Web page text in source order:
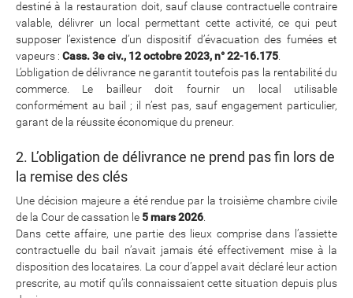
destiné à la restauration doit, sauf clause contractuelle contraire
valable, délivrer un local permettant cette activité, ce qui peut
supposer l’existence d’un dispositif d’évacuation des fumées et
vapeurs : Cass. 3e civ., 12 octobre 2023, n° 22-16.175
L’obligation de délivrance ne garantit toutefois pas la rentabilité du
commerce. Le bailleur doit fournir un local utilisable
conformément au bail ; il n’est pas, sauf engagement particulier,
garant de la réussite économique du preneur.
2. L’obligation de délivrance ne prend pas fin lors de
la remise des clés
Une décision majeure a été rendue par la troisième chambre civile
de la Cour de cassation le 5 mars 2026
Dans cette affaire, une partie des lieux comprise dans l’assiette
contractuelle du bail n’avait jamais été effectivement mise à la
disposition des locataires. La cour d’appel avait déclaré leur action
prescrite, au motif qu’ils connaissaient cette situation depuis plus